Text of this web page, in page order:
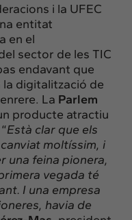
i la UFEC
entitat
en el
sector de les TIC
endavant que
la digitalització de
La Parlem
producte atractiu
Està clar que els
moltíssim, i
una feina pionera,
vegada té
I una empresa
havia de